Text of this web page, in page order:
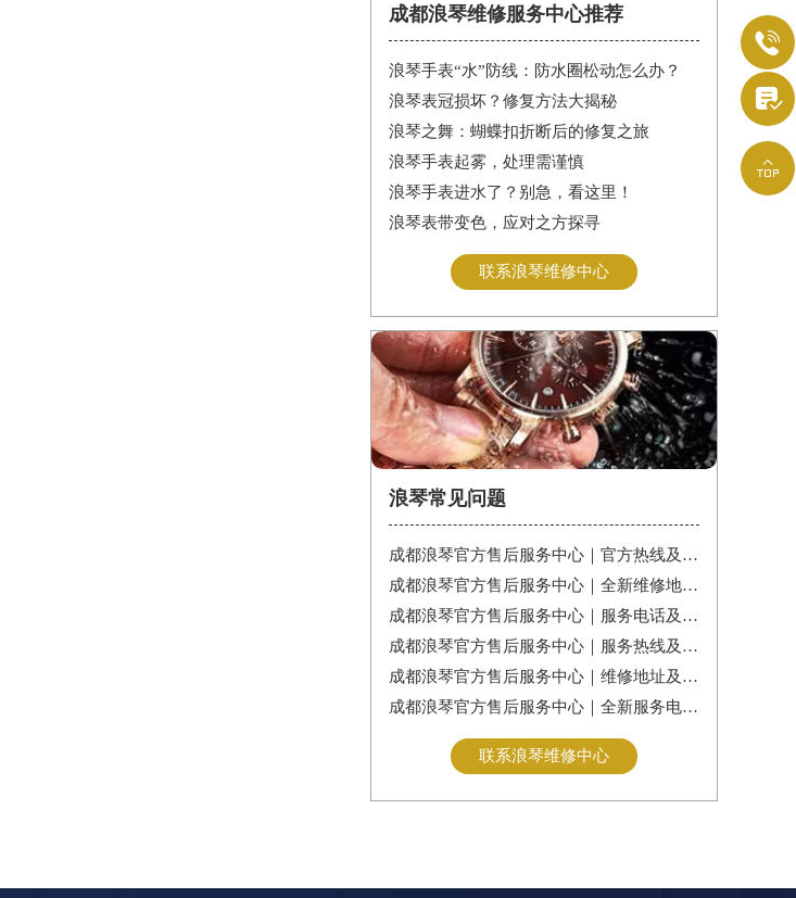
成都浪琴维修服务中心推荐
浪琴手表“水”防线：防水圈松动怎么办？
浪琴表冠损坏？修复方法大揭秘
浪琴之舞：蝴蝶扣折断后的修复之旅
浪琴手表起雾，处理需谨慎
浪琴手表进水了？别急，看这里！
浪琴表带变色，应对之方探寻
联系浪琴维修中心
浪琴常见问题
成都浪琴官方售后服务中心｜官方热线及详细网点地址权威信息公告（2026年7月最新）
成都浪琴官方售后服务中心｜全新维修地址及官方热线权威信息公告（2026年7月最新）
成都浪琴官方售后服务中心｜服务电话及24小时维修地址权威信息公告（2026年7月最新）
成都浪琴官方售后服务中心｜服务热线及完整维修地址权威信息公告（2026年7月最新）
成都浪琴官方售后服务中心｜维修地址及24小时电话权威信息通告（2026年7月最新）
成都浪琴官方售后服务中心｜全新服务电话及详细地址权威信息通告（2026年7月最新）
联系浪琴维修中心


